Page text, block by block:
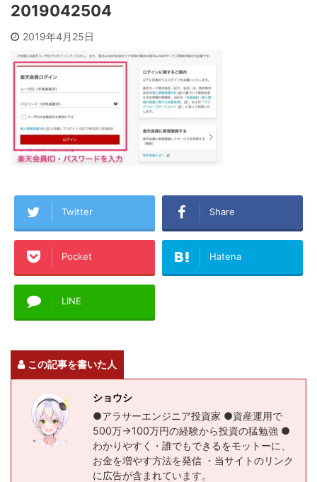
2019042504
2019年4月25日
Twitter Share
Pocket Hatena
LINE
この記事を書いた人
ショウシ
●アラサーエンジニア投資家 ●資産運用で
500万→100万円の経験から投資の猛勉強 ●
わかりやすく・誰でもできるをモットーに、
お金を増やす方法を発信 ・当サイトのリンク
に広告が含まれています。